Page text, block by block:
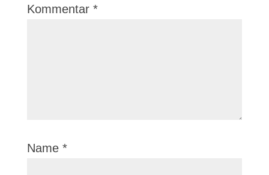
Kommentar *
Name *